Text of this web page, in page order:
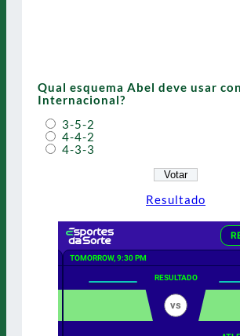
Qual esquema Abel deve usar
Internacional?
3-5-2
4-4-2
4-3-3
Resultado